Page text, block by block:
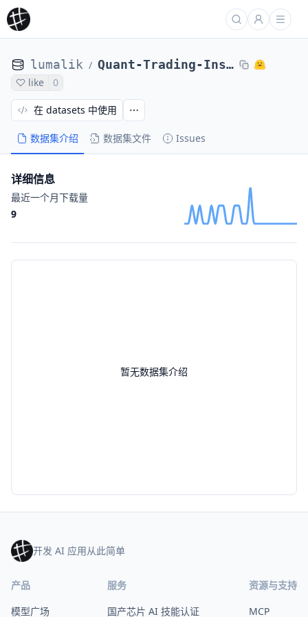
lumalik / Quant-Trading-Instruct
like 0
数据集介绍 数据集文件 Issues
在 datasets 中使用
暂无数据集介绍
详细信息
最近一个月下载量
9
开发 AI 应用从此简单
产品
模型广场
服务
国产芯片 AI 技能认证
资源与支持
MCP